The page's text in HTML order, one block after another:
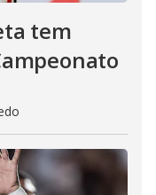
tem